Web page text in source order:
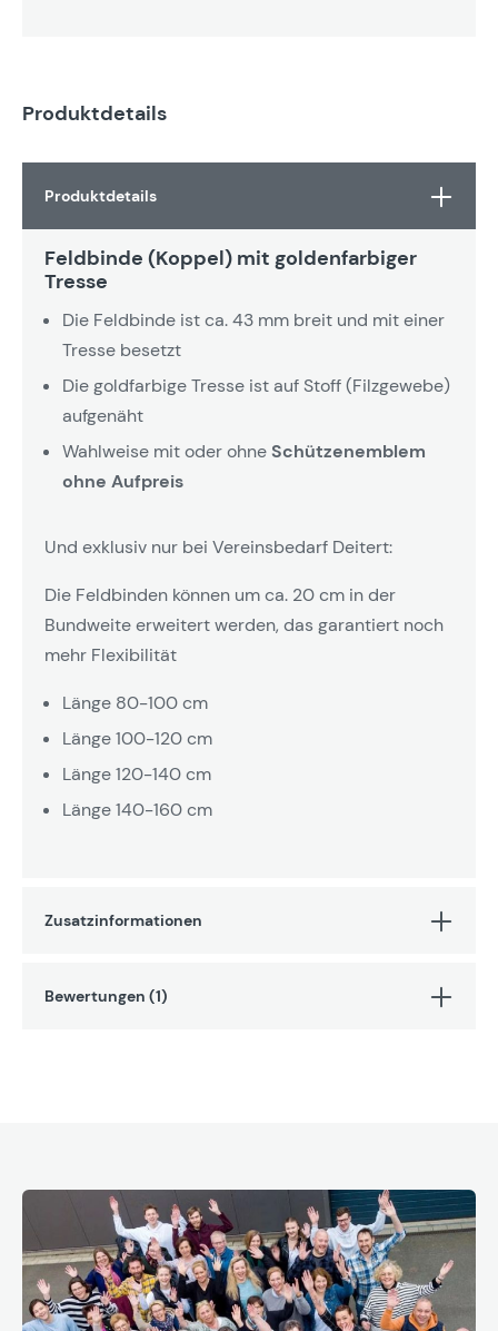
Produktdetails
Produktdetails
Feldbinde (Koppel) mit goldenfarbiger
Tresse
Die Feldbinde ist ca. 43 mm breit und mit einer
Tresse besetzt
Die goldfarbige Tresse ist auf Stoff (Filzgewebe)
aufgenäht
Wahlweise mit oder ohne Schützenemblem
ohne Aufpreis
Und exklusiv nur bei Vereinsbedarf Deitert:
Die Feldbinden können um ca. 20 cm in der
Bundweite erweitert werden, das garantiert noch
mehr Flexibilität
Länge 80-100 cm
Länge 100-120 cm
Länge 120-140 cm
Länge 140-160 cm
Zusatzinformationen
Bewertungen (1)